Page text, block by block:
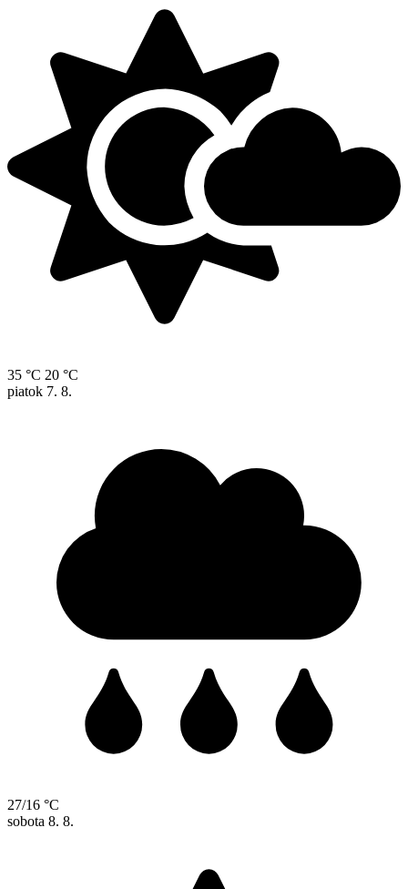
35 °C 20 °C
piatok 7. 8.
27/16 °C
sobota 8. 8.